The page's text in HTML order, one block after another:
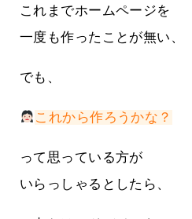
これまでホームページを
一度も作ったことが無い、
でも、
これから作ろうかな？
って思っている方が
いらっしゃるとしたら、